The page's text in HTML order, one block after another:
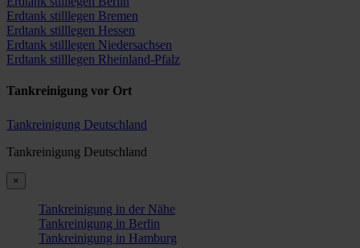
Erdtank stilllegen Bremen
Erdtank stilllegen Hessen
Erdtank stilllegen Niedersachsen
Erdtank stilllegen Rheinland-Pfalz
Tankreinigung vor Ort
Tankreinigung Deutschland
Tankreinigung Deutschland
×
Tankreinigung in der Nähe
Tankreinigung in Berlin
Tankreinigung in Hamburg